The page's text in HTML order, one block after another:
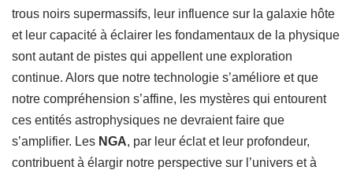
trous noirs supermassifs, leur influence sur la galaxie hôte
et leur capacité à éclairer les fondamentaux de la physique
sont autant de pistes qui appellent une exploration
continue. Alors que notre technologie s’améliore et que
notre compréhension s’affine, les mystères qui entourent
ces entités astrophysiques ne devraient faire que
s’amplifier. Les NGA, par leur éclat et leur profondeur,
contribuent à élargir notre perspective sur l’univers et à